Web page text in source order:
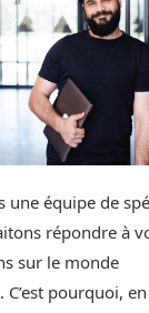
une équipe de
répondre à
sur le monde
pourquoi, en